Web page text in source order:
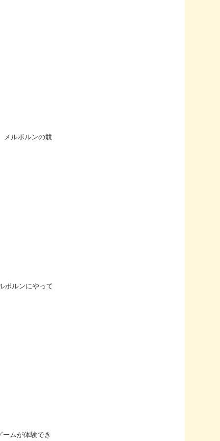
メルボルンの競
ボルンにやって
ムが体験でき